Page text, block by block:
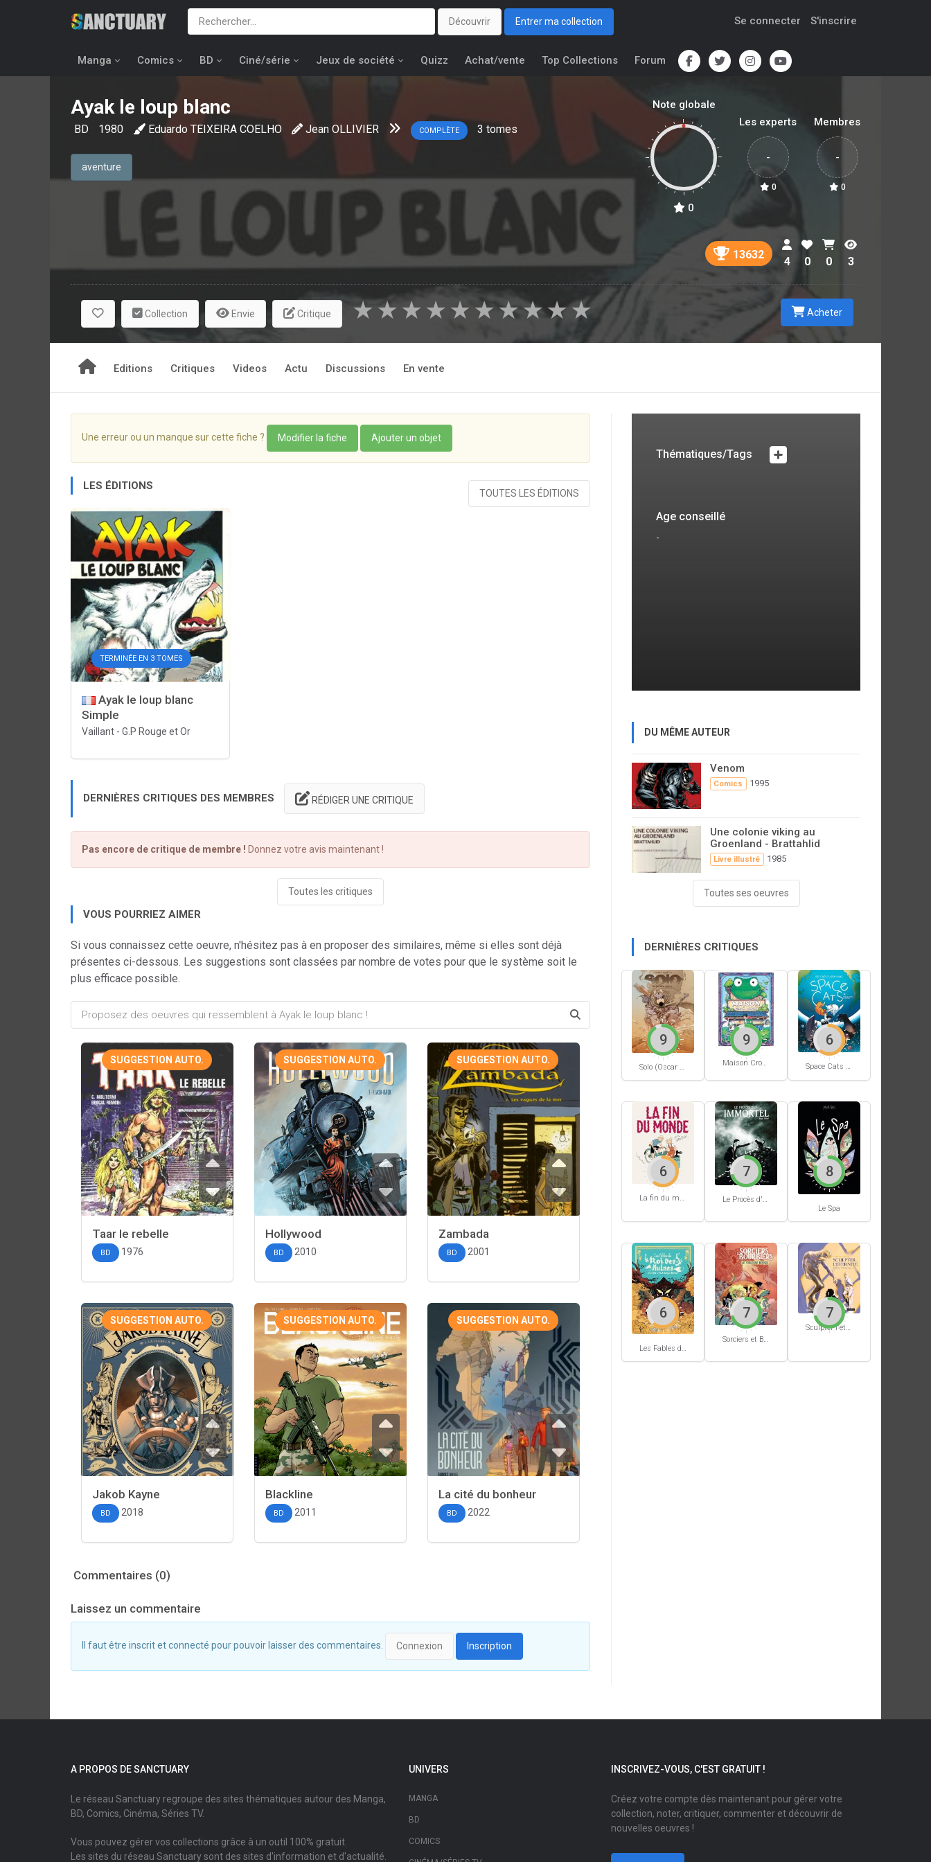
Découvrir Entrer ma collection Se connecter S'inscrire
Manga Comics BD Ciné/série Jeux de société Quizz Achat/vente Top Collections Forum
Ayak le loup blanc
BD 1980 Eduardo TEIXEIRA COELHO Jean OLLIVIER COMPLÈTE 3 tomes
aventure
Note globale
0
Les experts
-
0
Membres
-
0
13632
4 0 0 3
Collection Envie Critique ★
★
★
★
★
★
★
★
★
★ Acheter
Editions Critiques Videos Actu Discussions En vente
Une erreur ou un manque sur cette fiche ? Modifier la fiche Ajouter un objet
LES ÉDITIONS
TOUTES LES ÉDITIONS
TERMINÉE EN 3 TOMES
Ayak le loup blanc
Simple
Vaillant - G.P Rouge et Or
DERNIÈRES CRITIQUES DES MEMBRES RÉDIGER UNE CRITIQUE
Pas encore de critique de membre ! Donnez votre avis maintenant !
Toutes les critiques
VOUS POURRIEZ AIMER
Si vous connaissez cette oeuvre, n'hésitez pas à en proposer des similaires, même si elles sont déjà
présentes ci-dessous. Les suggestions sont classées par nombre de votes pour que le système soit le
plus efficace possible.
SUGGESTION AUTO.
Taar le rebelle
BD 1976
SUGGESTION AUTO.
Hollywood
BD 2010
SUGGESTION AUTO.
Zambada
BD 2001
SUGGESTION AUTO.
Jakob Kayne
BD 2018
SUGGESTION AUTO.
Blackline
BD 2011
SUGGESTION AUTO.
La cité du bonheur
BD 2022
Commentaires (0)
Laissez un commentaire
Il faut être inscrit et connecté pour pouvoir laisser des commentaires. Connexion Inscription
Thématiques/Tags
Age conseillé
-
DU MÊME AUTEUR
Venom
Comics 1995
Une colonie viking au
Groenland - Brattahlid
Livre illustré 1985
Toutes ses oeuvres
DERNIÈRES CRITIQUES
Solo (Oscar Martin) #1
9
Maison Croâ Croâ
9
Space Cats #1
6
La fin du monde (Stanislas)
6 7
Le Spa
8
Les Fables du Roi des Aulnes
6
Sorciers et Bourbiers #1
7
Sculpter l'éternité
7
A PROPOS DE SANCTUARY
Le réseau Sanctuary regroupe des sites thématiques autour des Manga,
BD, Comics, Cinéma, Séries TV.
Vous pouvez gérer vos collections grâce à un outil 100% gratuit.
Les sites du réseau Sanctuary sont des sites d'information et d'actualité.
UNIVERS
MANGA
BD
COMICS
INSCRIVEZ-VOUS, C'EST GRATUIT !
Créez votre compte dès maintenant pour gérer votre
collection, noter, critiquer, commenter et découvrir de
nouvelles oeuvres !